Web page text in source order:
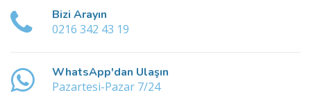
Bizi Arayın
0216 342 43 19
WhatsApp'dan Ulaşın
Pazartesi-Pazar 7/24